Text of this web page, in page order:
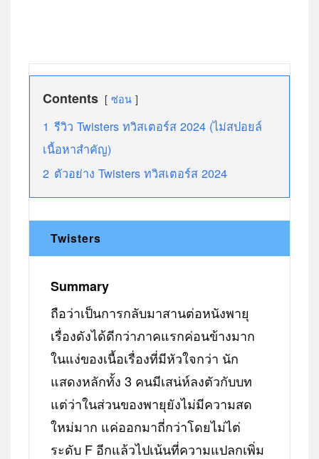
Contents ซ่อน
1 รีวิว Twisters ทวิสเตอร์ส 2024 (ไม่สปอยล์
เนื้อหาสำคัญ)
2 ตัวอย่าง Twisters ทวิสเตอร์ส 2024
Twisters
Summary
ถือว่าเป็นการกลับมาสานต่อหนังพายุ
เรื่องดังได้ดีกว่าภาคแรกค่อนข้างมาก
ในแง่ของเนื้อเรื่องที่มีหัวใจกว่า นัก
แสดงหลักทั้ง 3 คนมีเสน่ห์ลงตัวกับบท
แต่ว่าในส่วนของพายุยังไม่มีความสด
ใหม่มาก แค่ออกมาถี่กว่าโดยไม่ไต่
ระดับ F อีกแล้วไปเน้นที่ความแปลกเพิ่ม